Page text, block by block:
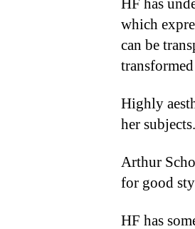
HF has
which
can be
Highly
her subjects.
Arthur
for good
HF has